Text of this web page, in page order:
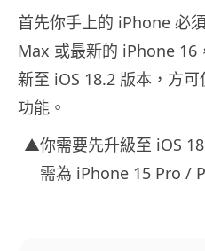
首先你手上的 iPhone 必
Max 或最新的 iPhone 16
新至 iOS 18.2 版本，方
功能。
▲你需要先升級至 iOS
需為 iPhone 15 Pro /